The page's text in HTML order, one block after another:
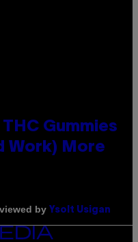
Gummies
Work) More
by Ysolt Usigan